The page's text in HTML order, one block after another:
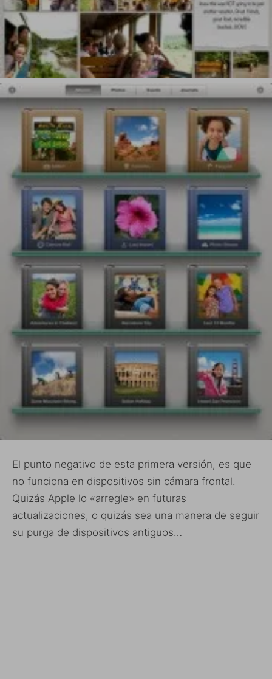
El punto negativo de esta primera versión, es que
no funciona en dispositivos sin cámara frontal.
Quizás Apple lo «arregle» en futuras
actualizaciones, o quizás sea una manera de seguir
su purga de dispositivos antiguos…